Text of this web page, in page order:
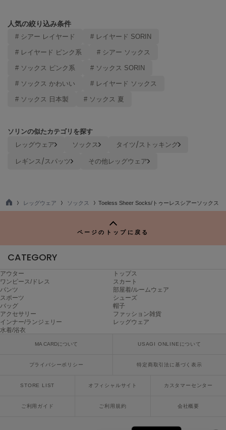
モワージュ
MUCHA
ミュシャ
NEW Balance
NIKE
null.
オン
Onitsuka Tiger
オニツカ タイガー
ORGUE
オルグ
ORR
パトリック
Philly chocolate
人気の絞り込み条件
# シアー レイヤード # レイヤード SORIN
# レイヤード ピンク系 # シアー ソックス
# ソックス ピンク系 # ソックス SORIN
# ソックス かわいい # レイヤード ソックス
# ソックス 日本製 # ソックス 夏
ソリンの似たカテゴリを探す
レッグウェア ソックス
タイツ/ストッキング
レギンス/スパッツ
その他レッグウェア
TO
レッグウェア ソックス Toeless Sheer Socks/トゥーレスシアーソックス
ページのトップに戻る
CATEGORY
アウター
トップス
ワンピース/ドレス
スカート
パンツ
部屋着/ルームウェア
スポーツ
シューズ
バッグ
帽子
アクセサリー
ファッション雑貨
インナー/ランジェリー
レッグウェア
水着/浴衣
MA CARDについて USAGI ONLINEについて
プライバシーポリシー 特定商取引法に基づく表示
STORE LIST オフィシャルサイト カスタマーセンター
ご利用ガイド ご利用規約 会社概要